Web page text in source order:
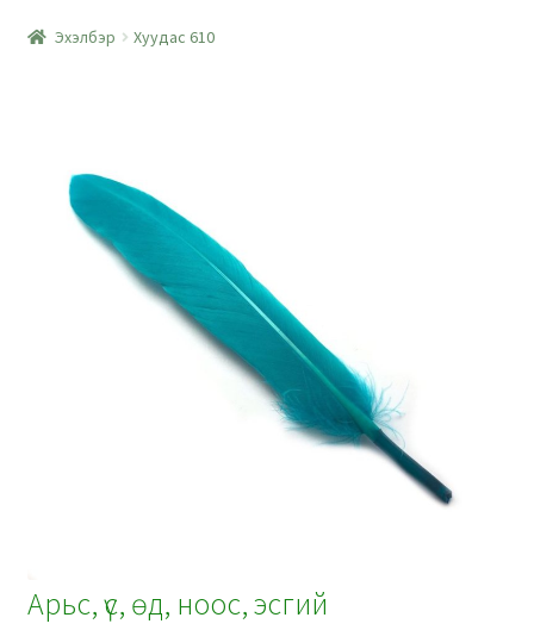
Эхэлбэр Хуудас 610
Арьс, үс, өд, ноос, эсгий